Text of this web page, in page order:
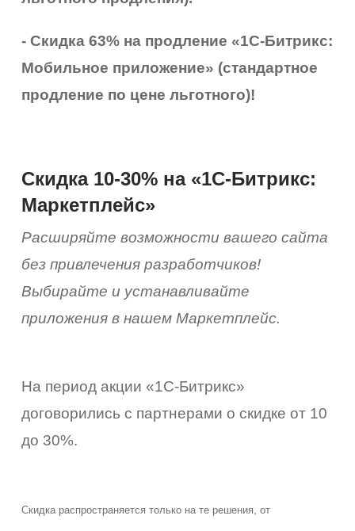
- Скидка 63% на продление «1С-Битрикс:
Мобильное приложение» (стандартное
продление по цене льготного)!
Скидка 10-30% на «1С-Битрикс:
Маркетплейс»
Расширяйте возможности вашего сайта
без привлечения разработчиков!
Выбирайте и устанавливайте
приложения в нашем Маркетплейс.
На период акции «1С-Битрикс»
договорились с партнерами о скидке от 10
до 30%.
Скидка распространяется только на те решения, от